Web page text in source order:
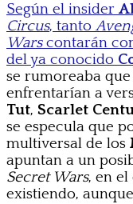
Según el insider
Circus, tanto
Warscontarán
del ya conocido
se rumoreaba
enfrentarían a
Tut, Scarlet
se especula que
multiversal de los
apuntan a un
Secret Wars, en
existiendo,